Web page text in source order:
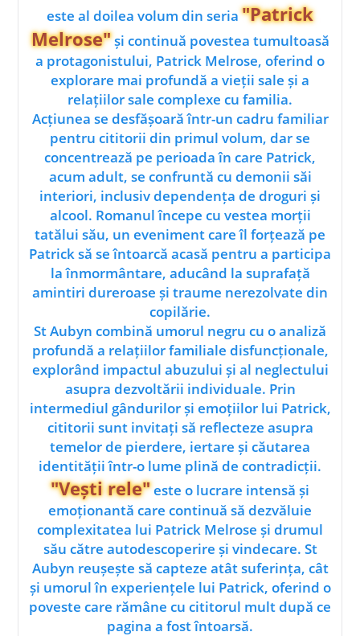
este al doilea volum din seria"Patrick
Melrose"și continuă povestea tumultoasă
a protagonistului, Patrick Melrose, oferind o
explorare mai profundă a vieții sale și a
relațiilor sale complexe cu familia.
Acțiunea se desfășoară într-un cadru familiar
pentru cititorii din primul volum, dar se
concentrează pe perioada în care Patrick,
acum adult, se confruntă cu demonii săi
interiori, inclusiv dependența de droguri și
alcool. Romanul începe cu vestea morții
tatălui său, un eveniment care îl forțează pe
Patrick să se întoarcă acasă pentru a participa
la înmormântare, aducând la suprafață
amintiri dureroase și traume nerezolvate din
copilărie.
St Aubyn combină umorul negru cu o analiză
profundă a relațiilor familiale disfuncționale,
explorând impactul abuzului și al neglectului
asupra dezvoltării individuale. Prin
intermediul gândurilor și emoțiilor lui Patrick,
cititorii sunt invitați să reflecteze asupra
temelor de pierdere, iertare și căutarea
identității într-o lume plină de contradicții.
"Vești rele"este o lucrare intensă și
emoționantă care continuă să dezvăluie
complexitatea lui Patrick Melrose și drumul
său către autodescoperire și vindecare. St
Aubyn reușește să capteze atât suferința, cât
și umorul în experiențele lui Patrick, oferind o
poveste care rămâne cu cititorul mult după ce
pagina a fost întoarsă.